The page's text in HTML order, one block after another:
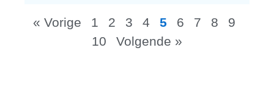
« Vorige 1 2 3 4 5 6 7 8
9
10
Volgende »